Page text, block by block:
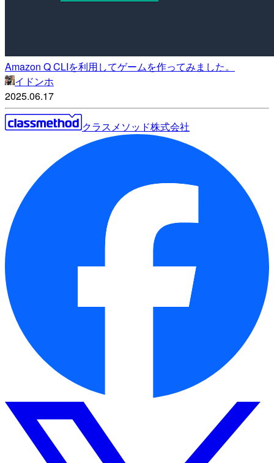
Amazon Q CLIを利用してゲームを作ってみました。
イドンホ
2025.06.17
クラスメソッド株式会社